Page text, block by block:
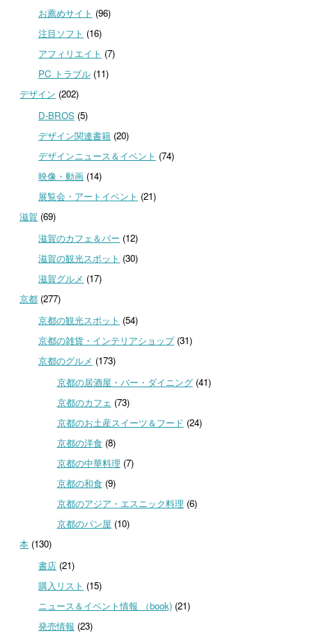
お薦めサイト (96)
注目ソフト (16)
アフィリエイト (7)
PC トラブル(11)
デザイン (202)
D-BROS(5)
デザイン関連書籍(20)
デザインニュース＆イベント (74)
映像・動画(14)
展覧会・アートイベント (21)
滋賀 (69)
滋賀のカフェ＆バー (12)
滋賀の観光スポット (30)
滋賀グルメ (17)
京都 (277)
京都の観光スポット (54)
京都の雑貨・インテリアショップ(31)
京都のグルメ (173)
京都の居酒屋・バー・ダイニング(41)
京都のカフェ (73)
京都のお土産スイーツ＆フード (24)
京都の洋食 (8)
京都の中華料理 (7)
京都の和食 (9)
京都のアジア・エスニック料理 (6)
京都のパン屋 (10)
本 (130)
書店(21)
購入リスト (15)
ニュース＆イベント情報 （book)(21)
発売情報 (23)